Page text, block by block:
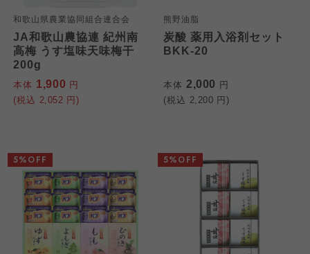
和歌山県農業協同組合連合会
JA和歌山農協連 紀州南
高梅 うす塩味天味梅干
200g
本体 1,900 円
(税込 2,052 円)
熊野油脂
炭酸 薬用入浴剤セット
BKK-20
本体 2,000 円
(税込 2,200 円)
5%OFF 5%OFF